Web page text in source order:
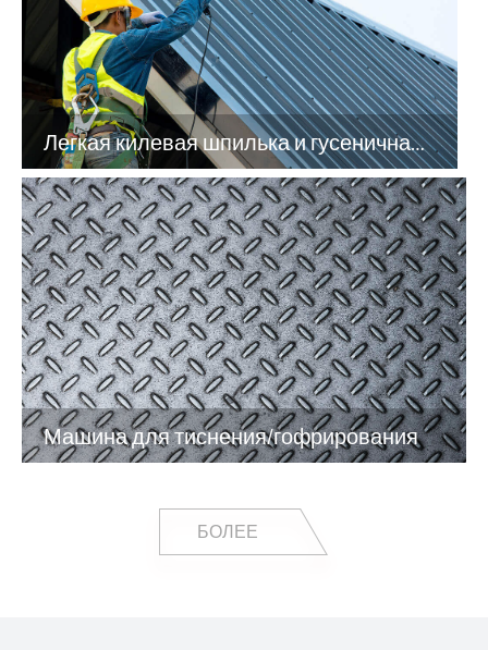
Легкая килевая шпилька и гусеничная машина
Машина для тиснения/гофрирования
БОЛЕЕ